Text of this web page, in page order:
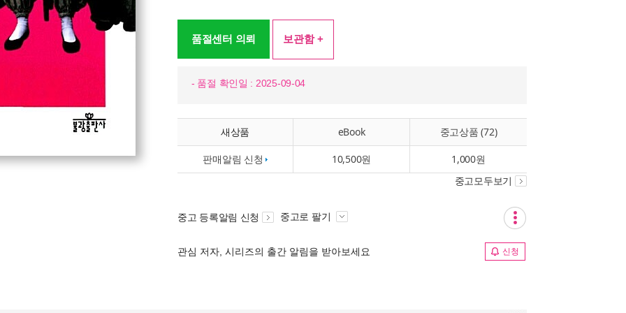
품절센터 의뢰 보관함 +
- 품절 확인일 : 2025-09-04
새상품 eBook 중고상품 (72)
판매알림 신청 10,500원 1,000원
중고모두보기
중고 등록알림 신청 중고로 팔기
관심 저자, 시리즈의 출간 알림을 받아보세요 신청